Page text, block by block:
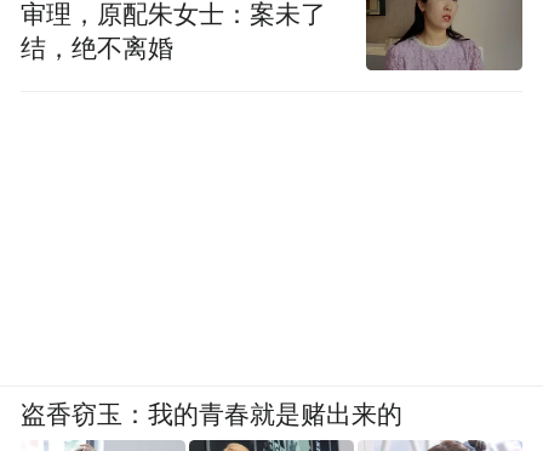
审理，原配朱女士：案未了
结，绝不离婚
盗香窃玉：我的青春就是赌出来的